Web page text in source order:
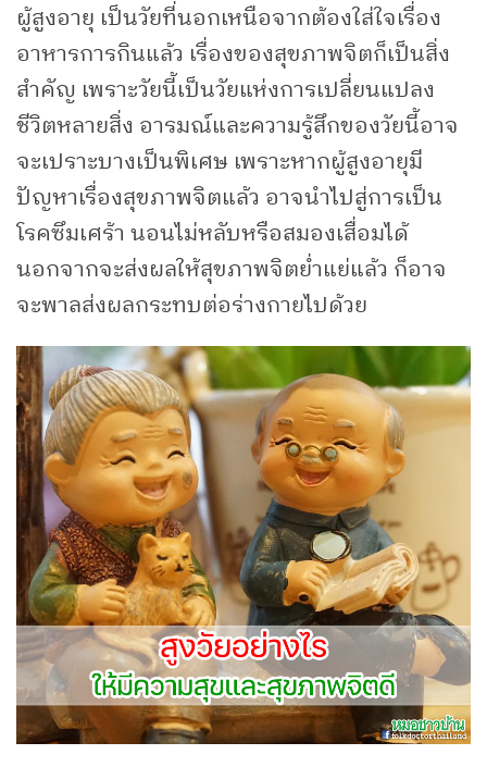
ผู้สูงอายุ เป็นวัยที่นอกเหนือจากต้องใส่ใจเรื่อง
อาหารการกินแล้ว เรื่องของสุขภาพจิตก็เป็นสิ่ง
สำคัญ เพราะวัยนี้เป็นวัยแห่งการเปลี่ยนแปลง
ชีวิตหลายสิ่ง อารมณ์และความรู้สึกของวัยนี้อาจ
จะเปราะบางเป็นพิเศษ เพราะหากผู้สูงอายุมี
ปัญหาเรื่องสุขภาพจิตแล้ว อาจนำไปสู่การเป็น
โรคซึมเศร้า นอนไม่หลับหรือสมองเสื่อมได้
นอกจากจะส่งผลให้สุขภาพจิตย่ำแย่แล้ว ก็อาจ
จะพาลส่งผลกระทบต่อร่างกายไปด้วย